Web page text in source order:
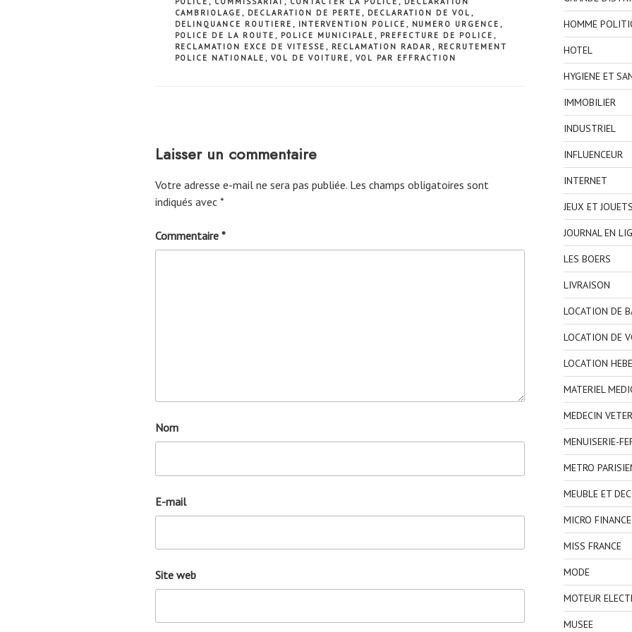
CAMBRIOLAGE , DECLARATION DE PERTE , DECLARATION DE VOL ,
DELINQUANCE ROUTIERE , INTERVENTION POLICE , NUMERO URGENCE ,
POLICE DE LA ROUTE , POLICE MUNICIPALE , PREFECTURE DE POLICE ,
RECLAMATION EXCE DE VITESSE , RECLAMATION RADAR , RECRUTEMENT
POLICE NATIONALE , VOL DE VOITURE , VOL PAR EFFRACTION
Laisser un commentaire
Votre adresse e-mail ne sera pas publiée. Les champs obligatoires sont
indiqués avec *
Commentaire *
Nom
E-mail
Site web
HOMME
HOTEL
HYGIENE ET
IMMOBILIER
INDUSTRIEL
INFLUENCEUR
INTERNET
JEUX ET JOUETS
JOURNAL EN
LES BOERS
LIVRAISON
LOCATION DE
LOCATION DE
LOCATION
MATERIEL
MEDECIN
MENUISERIE-
METRO
MEUBLE ET
MICRO FINANCE
MISS FRANCE
MODE
MOTEUR
MUSEE